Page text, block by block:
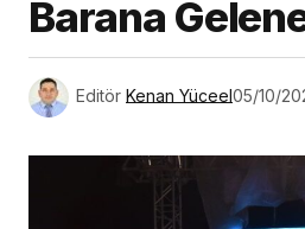
Barana
Editör Kenan Yüceel05/10/